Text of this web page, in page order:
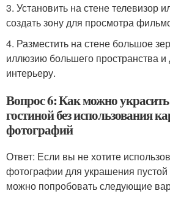
3. Установить на стене телевизор
создать зону для просмотра
4. Разместить на стене большое
иллюзию большего пространства и
интерьеру.
Вопрос 6: Как можно украсить
гостиной без использования
фотографий
Ответ: Если вы не хотите
фотографии для украшения пустой
можно попробовать следующие